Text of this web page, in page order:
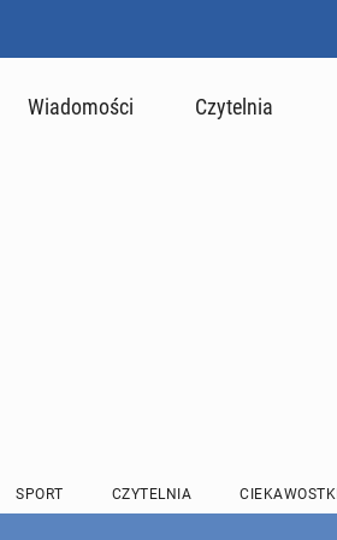
Wiadomości Czytelnia
SPORT CZYTELNIA CIEKAWOSTKI